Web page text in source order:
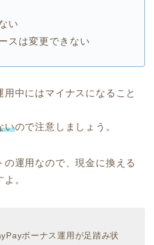
い
スは変更できない
中にはマイナスになること
いので注意しましょう。
の運用なので、現金に換える
。
ボーナス運用が足踏み状